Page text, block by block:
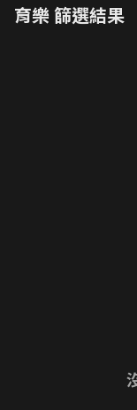
育樂篩選結果